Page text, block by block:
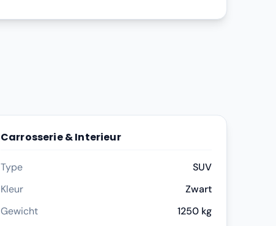
Carrosserie & Interieur
Type
SUV
Kleur
Zwart
Gewicht
1250 kg